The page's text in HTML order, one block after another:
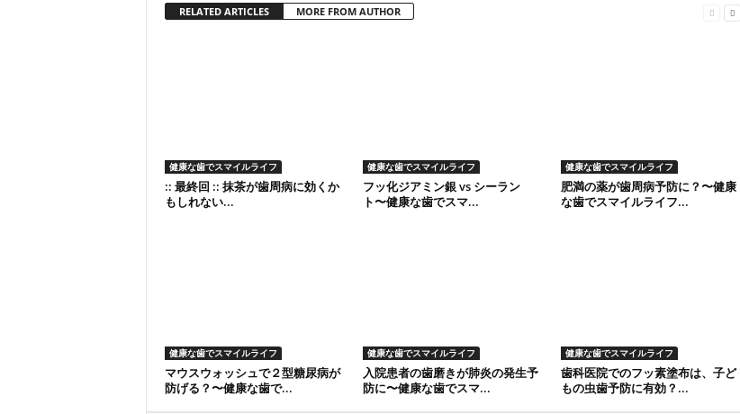
RELATED ARTICLES MORE FROM AUTHOR
健康な歯でスマイルライフ
:: 最終回 :: 抹茶が歯周病に効くか
もしれない...
健康な歯でスマイルライフ
フッ化ジアミン銀 vs シーラン
ト〜健康な歯でスマ...
健康な歯でスマイルライフ
肥満の薬が歯周病予防に？〜健康
な歯でスマイルライフ...
健康な歯でスマイルライフ
マウスウォッシュで２型糖尿病が
防げる？〜健康な歯で...
健康な歯でスマイルライフ
入院患者の歯磨きが肺炎の発生予
防に〜健康な歯でスマ...
健康な歯でスマイルライフ
歯科医院でのフッ素塗布は、子ど
もの虫歯予防に有効？...